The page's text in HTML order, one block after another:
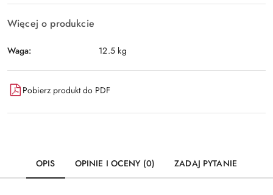
Więcej o produkcie
Waga: 12.5 kg
Pobierz produkt do PDF
OPIS OPINIE I OCENY (0) ZADAJ PYTANIE